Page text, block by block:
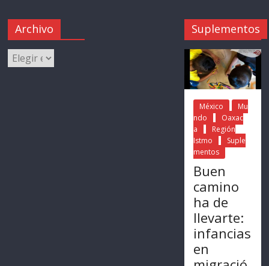
Archivo Suplementos
México
Mu
ndo
Oaxac
a
Región
Istmo
Suple
mentos
Buen
camino
ha de
llevarte:
infancias
en